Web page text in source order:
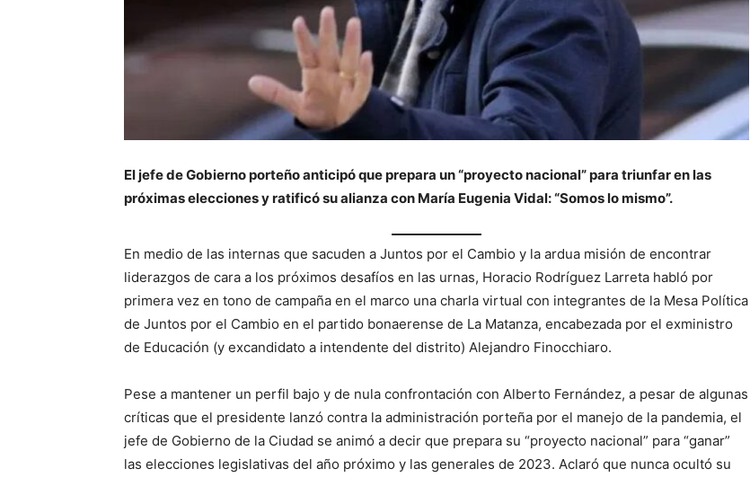
El jefe de Gobierno porteño anticipó que prepara un “proyecto nacional” para triunfar en las
próximas elecciones y ratificó su alianza con María Eugenia Vidal: “Somos lo mismo”.
En medio de las internas que sacuden a Juntos por el Cambio y la ardua misión de encontrar
liderazgos de cara a los próximos desafíos en las urnas, Horacio Rodríguez Larreta habló por
primera vez en tono de campaña en el marco una charla virtual con integrantes de la Mesa Política
de Juntos por el Cambio en el partido bonaerense de La Matanza, encabezada por el exministro
de Educación (y excandidato a intendente del distrito) Alejandro Finocchiaro.
Pese a mantener un perfil bajo y de nula confrontación con Alberto Fernández, a pesar de algunas
críticas que el presidente lanzó contra la administración porteña por el manejo de la pandemia, el
jefe de Gobierno de la Ciudad se animó a decir que prepara su “proyecto nacional” para “ganar”
las elecciones legislativas del año próximo y las generales de 2023. Aclaró que nunca ocultó su